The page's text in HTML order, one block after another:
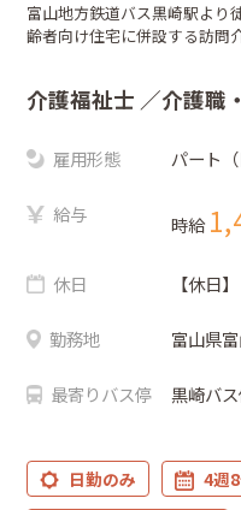
富山地方鉄道バス黒崎駅より
齢者向け住宅に併設する訪問
介護福祉士 ／介護職
雇用形態 パート（
給与 時給
休日 【休日
勤務地 富山県
最寄りバス停 黒崎バ
日勤のみ
4週